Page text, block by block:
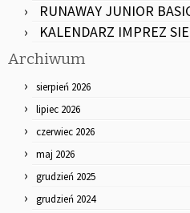
RUNAWAY JUNIOR
KALENDARZ IMPREZ
Archiwum
sierpień 2026
lipiec 2026
czerwiec 2026
maj 2026
grudzień 2025
grudzień 2024